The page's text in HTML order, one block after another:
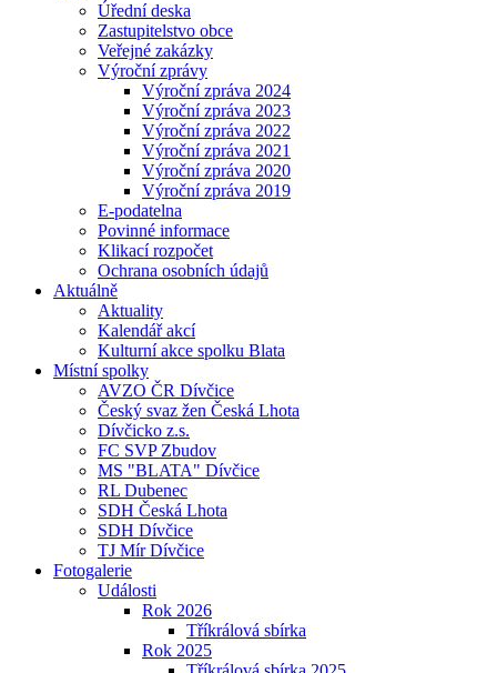
Úřední deska
Zastupitelstvo obce
Veřejné zakázky
Výroční zprávy
Výroční zpráva 2024
Výroční zpráva 2023
Výroční zpráva 2022
Výroční zpráva 2021
Výroční zpráva 2020
Výroční zpráva 2019
E-podatelna
Povinné informace
Klikací rozpočet
Ochrana osobních údajů
Aktuálně
Aktuality
Kalendář akcí
Kulturní akce spolku Blata
Místní spolky
AVZO ČR Dívčice
Český svaz žen Česká Lhota
Dívčicko z.s.
FC SVP Zbudov
MS "BLATA" Dívčice
RL Dubenec
SDH Česká Lhota
SDH Dívčice
TJ Mír Dívčice
Fotogalerie
Události
Rok 2026
Tříkrálová sbírka
Rok 2025